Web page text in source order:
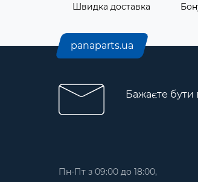
Швидка доставка
panaparts.ua
Бажаєте бути
Пн-Пт з 09:00 до 18:00,